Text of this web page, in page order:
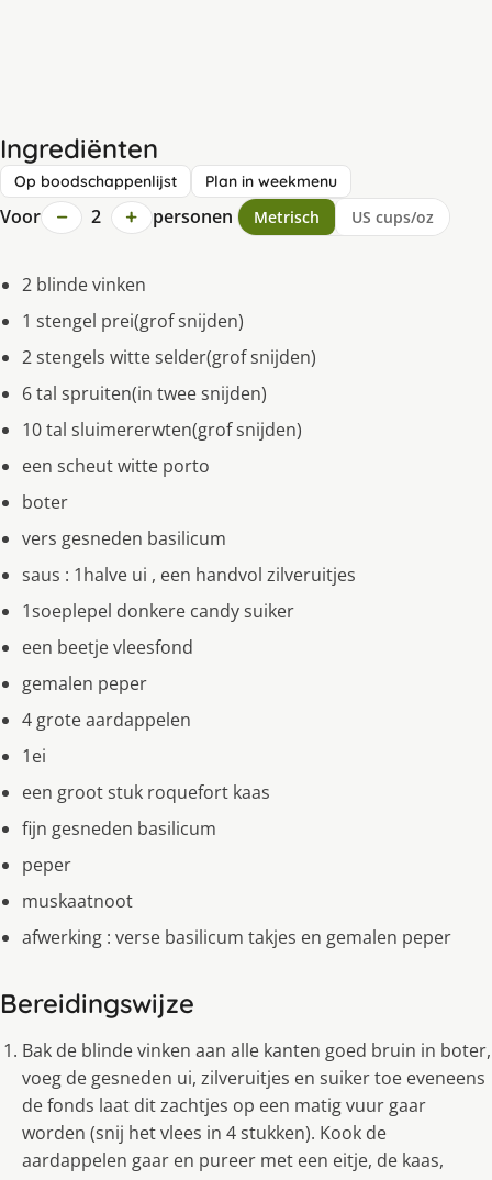
Ingrediënten
Op boodschappenlijst Plan in weekmenu
Voor − 2 + personen Metrisch US cups/oz
2 blinde vinken
1 stengel prei(grof snijden)
2 stengels witte selder(grof snijden)
6 tal spruiten(in twee snijden)
10 tal sluimererwten(grof snijden)
een scheut witte porto
boter
vers gesneden basilicum
saus : 1halve ui , een handvol zilveruitjes
1soeplepel donkere candy suiker
een beetje vleesfond
gemalen peper
4 grote aardappelen
1ei
een groot stuk roquefort kaas
fijn gesneden basilicum
peper
muskaatnoot
afwerking : verse basilicum takjes en gemalen peper
Bereidingswijze
Bak de blinde vinken aan alle kanten goed bruin in boter,
voeg de gesneden ui, zilveruitjes en suiker toe eveneens
de fonds laat dit zachtjes op een matig vuur gaar
worden (snij het vlees in 4 stukken). Kook de
aardappelen gaar en pureer met een eitje, de kaas,